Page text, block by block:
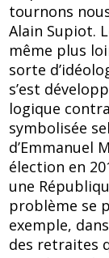
tournons
Alain Supiot.
même plus
sorte
s’est
logique
symbolisée
d’Emmanuel
élection en
une
problème se
exemple,
des retraites